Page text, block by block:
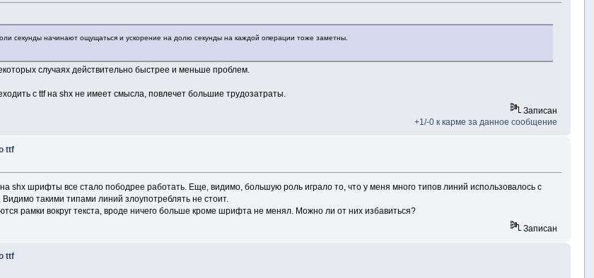
секунды начинают ощущаться и ускорение на долю секунды на каждой операции тоже заметны.
случаях действительно быстрее и меньше проблем.
с ttf на shx не имеет смысла, повлечет большие трудозатраты.
Записан
+1/-0 к карме за данное сообщение
ttf
shx шрифты все стало пободрее работать. Еще, видимо, большую роль играло то, что у меня много типов линий использовалось с
такими типами линий злоупотреблять не стоит.
рамки вокруг текста, вроде ничего больше кроме шрифта не менял. Можно ли от них избавиться?
Записан
ttf